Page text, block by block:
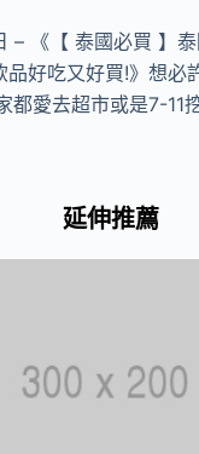
– 《【 泰國必買 】
品好吃又好買!》想必
都愛去超市或是7-11
延伸推薦